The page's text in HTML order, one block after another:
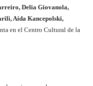
Delia Giovanola,
Aída Kancepolski,
en el Centro Cultural de la